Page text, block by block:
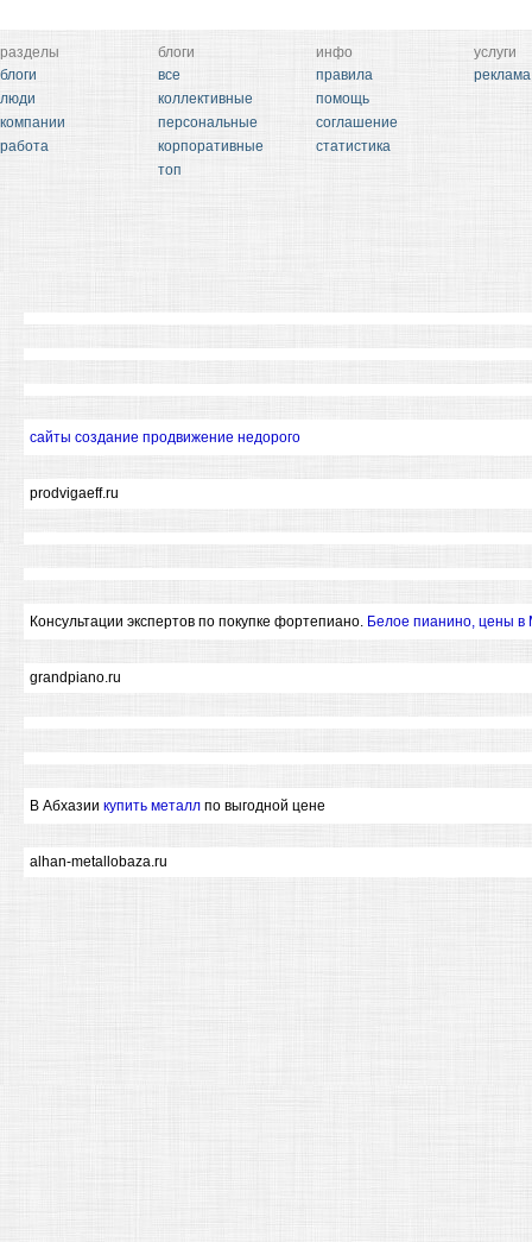
разделы
блоги
люди
компании
работа
блоги
все
коллективные
персональные
корпоративные
топ
инфо
правила
помощь
соглашение
статистика
услуги
реклама
сайты создание продвижение недорого
prodvigaeff.ru
Консультации экспертов по покупке фортепиано. Белое пианино, цены в
grandpiano.ru
В Абхазии купить металл по выгодной цене
alhan-metallobaza.ru